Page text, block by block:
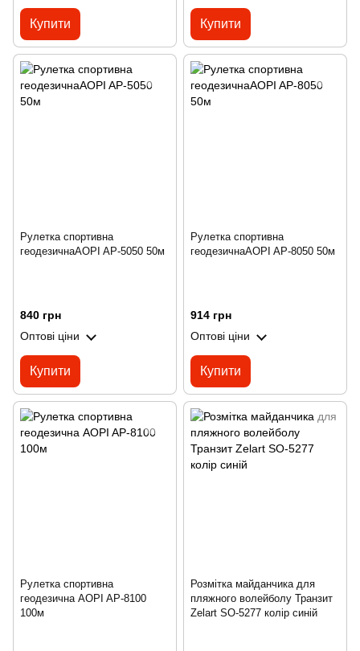
Купити Купити
Рулетка спортивна
геодезичнаAOPI AP-5050 50м
840 грн
Оптові ціни
Купити
Рулетка спортивна
геодезичнаAOPI AP-8050 50м
914 грн
Оптові ціни
Купити
Рулетка спортивна
геодезична AOPI AP-8100
100м
Розмітка майданчика для
пляжного волейболу Транзит
Zelart SO-5277 колір синій